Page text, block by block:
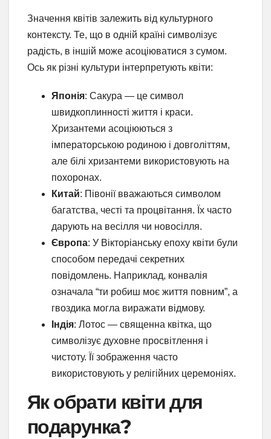
Значення квітів залежить від культурного
контексту. Те, що в одній країні символізує
радість, в іншій може асоціюватися з сумом.
Ось як різні культури інтерпретують квіти:
Японія: Сакура — це символ
швидкоплинності життя і краси.
Хризантеми асоціюються з
імператорською родиною і довголіттям,
але білі хризантеми використовують на
похоронах.
Китай: Півонії вважаються символом
багатства, честі та процвітання. Їх часто
дарують на весілля чи новосілля.
Європа: У Вікторіанську епоху квіти були
способом передачі секретних
повідомлень. Наприклад, конвалія
означала “ти робиш моє життя повним”, а
гвоздика могла виражати відмову.
Індія: Лотос — священна квітка, що
символізує духовне просвітлення і
чистоту. Її зображення часто
використовують у релігійних церемоніях.
Як обрати квіти для
подарунка?